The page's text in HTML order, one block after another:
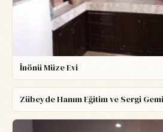
İnönü Müze Evi
Zübeyde Hanım Eğitim ve Sergi